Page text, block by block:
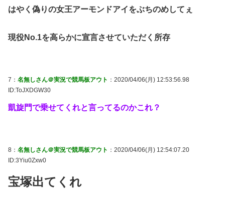
はやく偽りの女王アーモンドアイをぶちのめしてぇ
現役No.1を高らかに宣言させていただく所存
7： 名無しさん＠実況で競馬板アウト ：2020/04/06(月) 12:53:56.98
ID:ToJXDGW30
凱旋門で乗せてくれと言ってるのかこれ？
8： 名無しさん＠実況で競馬板アウト ：2020/04/06(月) 12:54:07.20
ID:3Yiu0Zxw0
宝塚出てくれ